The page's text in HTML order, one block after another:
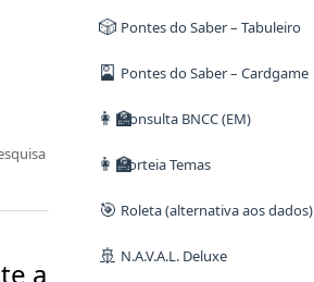
a
🎲 Pontes do Saber – Tabuleiro
🎴 Pontes do Saber – Cardgame
👩‍🏫Consulta BNCC (EM)
👩‍🏫Sorteia Temas
🎯 Roleta (alternativa aos dados)
🚢 N.A.V.A.L. Deluxe